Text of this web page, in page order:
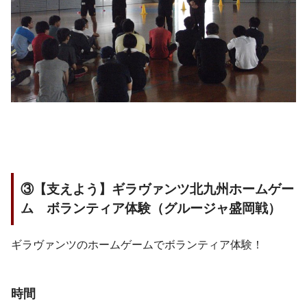
③【支えよう】ギラヴァンツ北九州ホームゲー
ム ボランティア体験（グルージャ盛岡戦）
ギラヴァンツのホームゲームでボランティア体験！
時間